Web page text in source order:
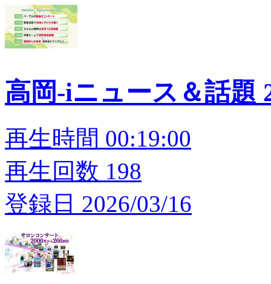
高岡-iニュース＆話題
再生時間 00:19:00
再生回数 198
登録日 2026/03/16